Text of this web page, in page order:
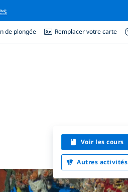
de plongée Remplacer votre carte
Voir les cours
Autres activités